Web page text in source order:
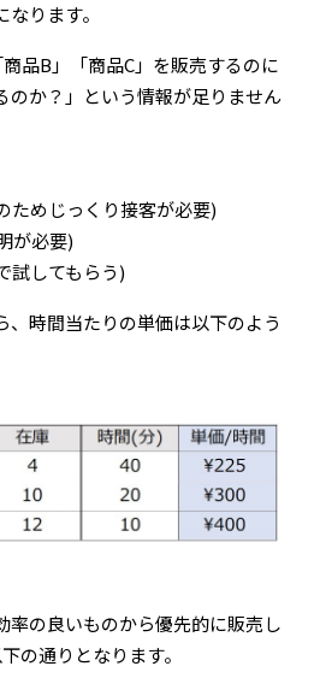
なります。
品B」「商品C」を販売するのに
のか？」という情報が足りません
ためじっくり接客が必要)
が必要)
試してもらう)
、時間当たりの単価は以下のよう
率の良いものから優先的に販売し
の通りとなります。